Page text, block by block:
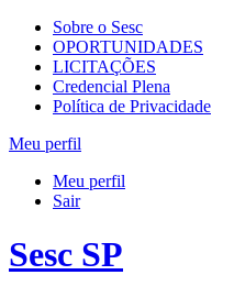
Sobre o Sesc
OPORTUNIDADES
LICITAÇÕES
Credencial Plena
Política de Privacidade
Meu perfil
Meu perfil
Sair
Sesc SP